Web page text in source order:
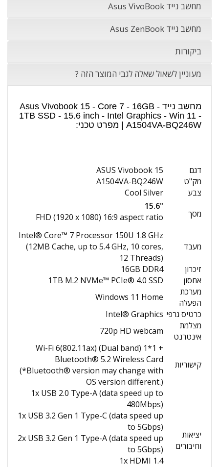
מחשב נייד Asus VivoBook
מחשב נייד Asus ZenBook
ביקורות
מעוניין לשאול שאלה לגבי המוצר הזה ?
מחשב נייד Asus Vivobook 15 - Core 7 - 16GB -
1TB SSD - 15.6 inch - Intel Graphics - Win 11 -
A1504VA-BQ246W | מפרט טכני:
דגם
ASUS Vivobook 15
מק"ט
A1504VA-BQ246W
צבע
Cool Silver
מסך
"15.6
FHD (1920 x 1080) 16:9 aspect ratio
מעבד
Intel® Core™ 7 Processor 150U 1.8 GHz
(12MB Cache, up to 5.4 GHz, 10 cores,
12 Threads)
זיכרון
16GB DDR4
אחסון
1TB M.2 NVMe™ PCIe® 4.0 SSD
מערכת
הפעלה
Windows 11 Home
כרטיס גרפי Intel® Graphics
מצלמת
אינטרנט
720p HD webcam
קישוריות
Wi-Fi 6(802.11ax) (Dual band) 1*1 +
Bluetooth® 5.2 Wireless Card
(*Bluetooth® version may change with
OS version different.)
יציאות
וחיבורים
1x USB 2.0 Type-A (data speed up to
480Mbps)
1x USB 3.2 Gen 1 Type-C (data speed up
to 5Gbps)
2x USB 3.2 Gen 1 Type-A (data speed up
to 5Gbps)
1x HDMI 1.4